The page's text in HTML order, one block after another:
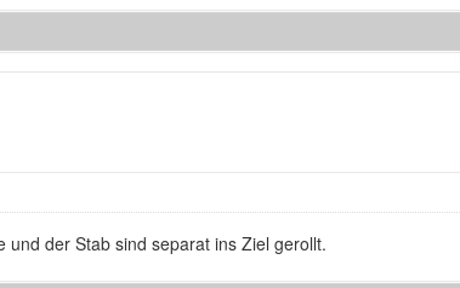
der Stab sind separat ins Ziel gerollt.